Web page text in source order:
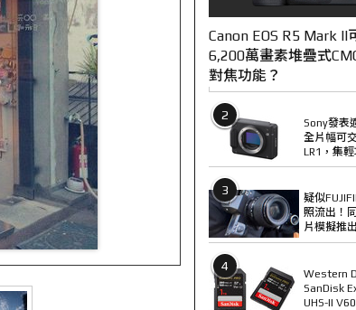
Canon EOS R5 Mark II
6,200萬畫素堆疊式
對焦功能？
2
Sony發表
全片幅可
LR1，集
3
疑似
照流出！
片模擬推出
4
Western
SanDisk
UHS-II